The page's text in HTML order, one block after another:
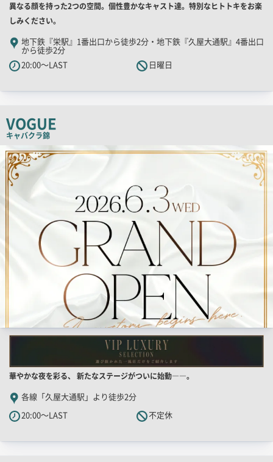
店
舗
PR
キ
ャ
チ
ピ
ー
異なる顔を持った2つの空間。個性豊かなキャスト達。特別なヒトトキをお楽
しみください。
地下鉄『栄駅』1番出口から徒歩2分・地下鉄『久屋大通駅』4番出口
から徒歩2分
20:00～LAST
日曜日
VOGUE
キャバクラ錦
検
索
結
一
用
店
舗
PR
キ
華やかな夜を彩る、 新たなステージがついに始動――。
各線「久屋大通駅」より徒歩2分
20:00～LAST
不定休